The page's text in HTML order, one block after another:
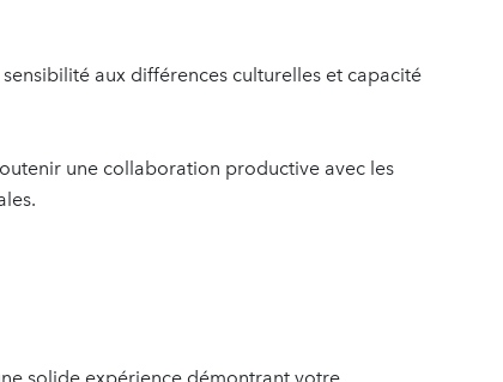
aux différences culturelles et capacité
une collaboration productive avec les